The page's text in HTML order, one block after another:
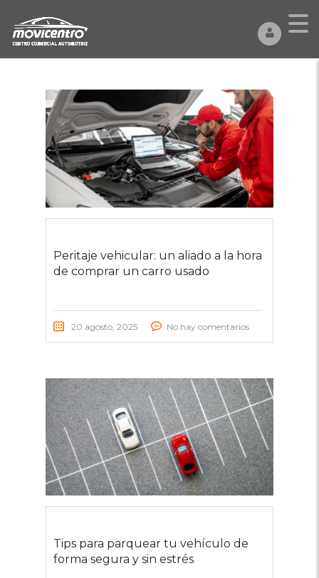
Peritaje vehicular: un aliado a la hora
de comprar un carro usado
20 agosto, 2025 No hay comentarios
Tips para parquear tu vehículo de
forma segura y sin estrés